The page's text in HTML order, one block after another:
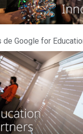
de Google for